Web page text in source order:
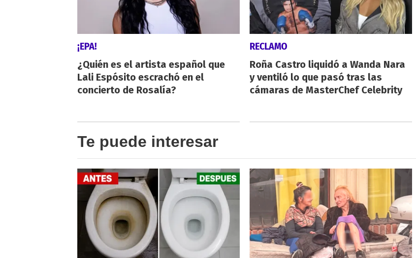
¡EPA!
¿Quién es el artista español que
Lali Espósito escrachó en el
concierto de Rosalía?
RECLAMO
Roña Castro liquidó a Wanda Nara
y ventiló lo que pasó tras las
cámaras de MasterChef Celebrity
Te puede interesar